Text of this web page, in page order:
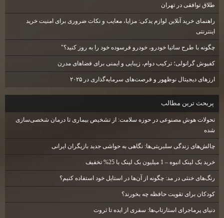
طلاق توافقی در تهران
راهنمای خرید آنلاین لوازم یدکی: مزایا، معایب و نکات ضروری برای امنیت خرید
اینترنتی
چگونه با طرح ساتیا خودرو، خودرو فرسوده خود را به روز کنید؟"
کفپوش گرانولی؛ ترکیب دوام، زیبایی و ایمنی برای فضاهای مدرن
ارزهای دیجیتال نوظهور و فرصت‌های سرمایه‌گذاری در ۲۰۲۵
پربحث ترين مطالب
تحولات هوش مصنوعی در حوزه سلامت: از تشخیص بیماری تا درمان شخصی‌سازی
شده
چالش‌های زندگی سلبریتی‌ها: نگاهی به حواشی جدید بازیگران ایرانی
خرید بک لینک انبوه – 1 میلیون بک لینک با 25% تخفیف
رنگ‌های خنثی در مد: چگونه از آن‌ها در استایل خود استفاده کنیم؟
کودکان برای تقویت حافظه چه بخورند؟
دنیای پرماجرای استارتاپ‌ها: سفری از ایده تا ثروت